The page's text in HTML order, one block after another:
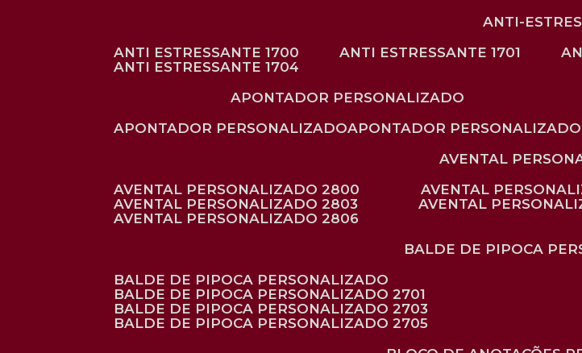
ANTI-
ANTI ESTRESSANTE 1700
ANTI ESTRESSANTE 1701
ANTI ESTRESSANTE 1704
APONTADOR PERSONALIZADO
APONTADOR PERSONALIZADO
APONTADOR PERSONALIZADO
AVENTAL
AVENTAL PERSONALIZADO 2800
AVENTAL
AVENTAL PERSONALIZADO 2803
AVENTAL
AVENTAL PERSONALIZADO 2806
BALDE DE PIPOCA
BALDE DE PIPOCA PERSONALIZADO
BALDE DE PIPOCA PERSONALIZADO 2701
BALDE DE PIPOCA PERSONALIZADO 2703
BALDE DE PIPOCA PERSONALIZADO 2705